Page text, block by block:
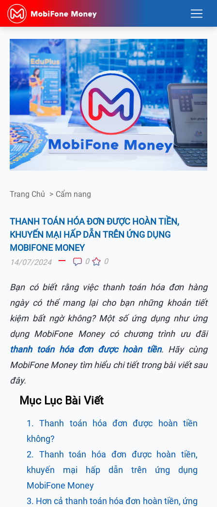
Trang Chủ > Cẩm nang
THANH TOÁN HÓA ĐƠN ĐƯỢC HOÀN TIỀN,
KHUYẾN MẠI HẤP DẪN TRÊN ỨNG DỤNG
MOBIFONE MONEY
14/07/2024 0 0
Bạn có biết rằng việc thanh toán hóa đơn hàng
ngày có thể mang lại cho bạn những khoản tiết
kiệm bất ngờ không? Một số ứng dụng như ứng
dụng MobiFone Money có chương trình ưu đãi
thanh toán hóa đơn được hoàn tiền. Hãy cùng
MobiFone Money tìm hiểu chi tiết trong bài viết sau
đây.
Mục Lục Bài Viết
1. Thanh toán hóa đơn được hoàn tiền
không?
2. Thanh toán hóa đơn được hoàn tiền,
khuyến mại hấp dẫn trên ứng dụng
MobiFone Money
3. Hơn cả thanh toán hóa đơn hoàn tiền, ứng